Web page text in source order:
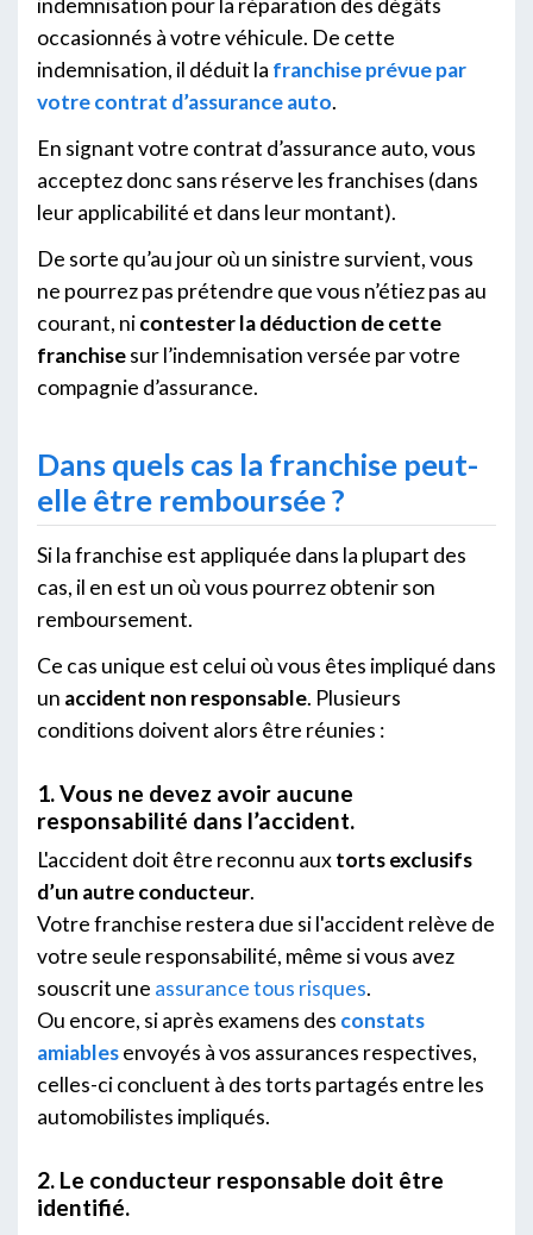
indemnisation pour la réparation des dégâts
occasionnés à votre véhicule. De cette
indemnisation, il déduit la franchise prévue par
votre contrat d’assurance auto.
En signant votre contrat d’assurance auto, vous
acceptez donc sans réserve les franchises (dans
leur applicabilité et dans leur montant).
De sorte qu’au jour où un sinistre survient, vous
ne pourrez pas prétendre que vous n’étiez pas au
courant, nicontester la déduction de cette
franchisesur l’indemnisation versée par votre
compagnie d’assurance.
Dans quels cas la franchise peut-
elle être remboursée ?
Si la franchise est appliquée dans la plupart des
cas, il en est un où vous pourrez obtenir son
remboursement.
Ce cas unique est celui où vous êtes impliqué dans
un accident non responsable. Plusieurs
conditions doivent alors être réunies :
1. Vous ne devez avoir aucune
responsabilité dans l’accident.
L'accident doit être reconnu auxtorts exclusifs
d’un autre conducteur.
Votre franchise restera due si l'accident relève de
votre seule responsabilité, même si vous avez
souscrit une assurance tous risques.
Ou encore, si après examens des constats
amiablesenvoyés à vos assurances respectives,
celles-ci concluent à des torts partagés entre les
automobilistes impliqués.
2. Le conducteur responsable doit être
identifié.